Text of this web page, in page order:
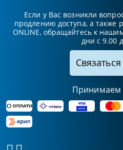
Если у Вас возникли
продлению доступа, а также
ONLINE, обращайтесь к
дни с 9.00
Принимаем